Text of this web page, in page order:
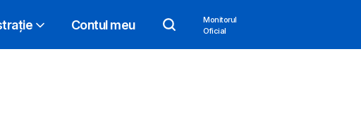
Contul meu
Monitorul
Oficial